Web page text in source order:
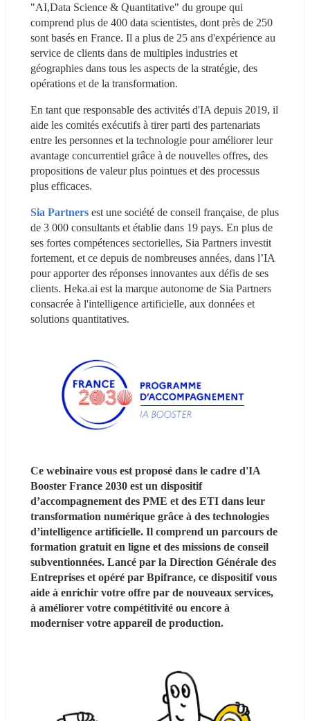
"AI,Data Science & Quantitative" du groupe qui
comprend plus de 400 data scientistes, dont près de 250
sont basés en France. Il a plus de 25 ans d'expérience au
service de clients dans de multiples industries et
géographies dans tous les aspects de la stratégie, des
opérations et de la transformation.
En tant que responsable des activités d'IA depuis 2019, il
aide les comités exécutifs à tirer parti des partenariats
entre les personnes et la technologie pour améliorer leur
avantage concurrentiel grâce à de nouvelles offres, des
propositions de valeur plus pointues et des processus
plus efficaces.
Sia Partners est une société de conseil française, de plus
de 3 000 consultants et établie dans 19 pays. En plus de
ses fortes compétences sectorielles, Sia Partners investit
fortement, et ce depuis de nombreuses années, dans l’IA
pour apporter des réponses innovantes aux défis de ses
clients. Heka.ai est la marque autonome de Sia Partners
consacrée à l'intelligence artificielle, aux données et
solutions quantitatives.
Ce webinaire vous est proposé dans le cadre d'IA
Booster France 2030 est un dispositif
d’accompagnement des PME et des ETI dans leur
transformation numérique grâce à des technologies
d’intelligence artificielle. Il comprend un parcours de
formation gratuit en ligne et des missions de conseil
subventionnées. Lancé par la Direction Générale des
Entreprises et opéré par Bpifrance, ce dispositif vous
aide à enrichir votre offre par de nouveaux services,
à améliorer votre compétitivité ou encore à
moderniser votre appareil de production.